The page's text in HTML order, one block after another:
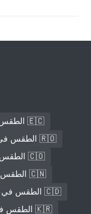
🇪🇨 الطقس في كيتو
🇷🇴 الطقس في بوخارست
🇨🇴 الطقس في كالي
🇨🇳 الطقس في هانغتشو
🇨🇩 الطقس في Mbuji-Mayi
🇰🇷 الطقس في سيول